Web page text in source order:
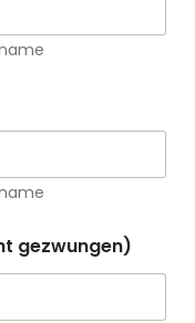
gezwungen)